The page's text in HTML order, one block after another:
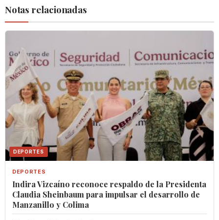
Notas relacionadas
DEPORTES
DEPORTES
Indira Vizcaíno reconoce respaldo de la Presidenta
Claudia Sheinbaum para impulsar el desarrollo de
Manzanillo y Colima